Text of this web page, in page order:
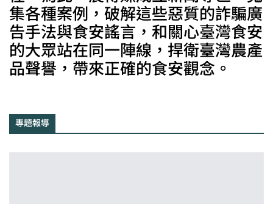
集各種案例，破解這些惡質的詐騙廣
告手法與食安謠言，和關心臺灣食安
的大眾站在同一陣線，捍衛臺灣農產
品聲譽，帶來正確的食安觀念。
專題報導